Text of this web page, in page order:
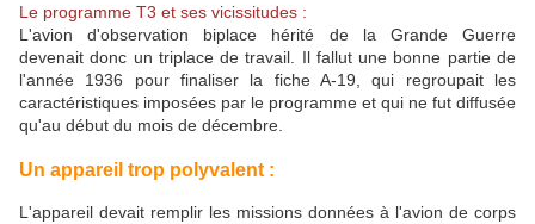
Le programme T3 et ses vicissitudes :
L'avion d'observation biplace hérité de la Grande Guerre
devenait donc un triplace de travail. Il fallut une bonne partie de
l'année 1936 pour finaliser la fiche A-19, qui regroupait les
caractéristiques imposées par le programme et qui ne fut diffusée
qu'au début du mois de décembre.
Un appareil trop polyvalent :
L'appareil devait remplir les missions données à l'avion de corps